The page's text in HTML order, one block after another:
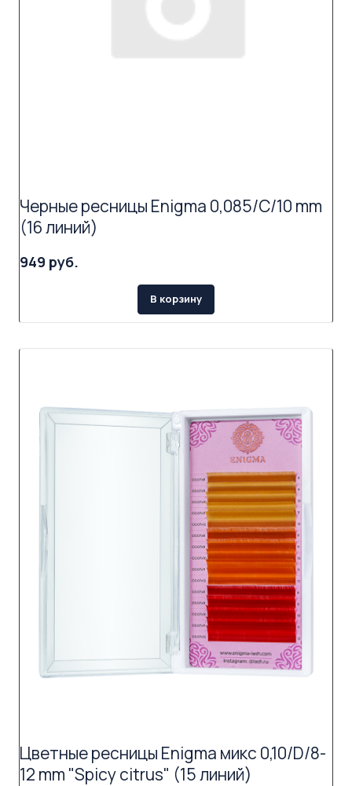
Черные ресницы Enigma 0,085/C/10 mm
(16 линий)
949 руб.
В корзину
Цветные ресницы Enigma микс 0,10/D/8-
12 mm "Spicy citrus" (15 линий)